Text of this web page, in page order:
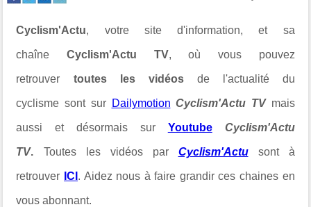
Cyclism'Actu, votre site d'information, et sa
chaîneCyclism'Actu TV, où vous pouvez
retrouver toutes les vidéos de l'actualité du
cyclisme sont sur Dailymotion Cyclism'Actu TV mais
aussi et désormais sur Youtube Cyclism'Actu
TV. Toutes les vidéos par Cyclism'Actu sont à
retrouver ICI . Aidez nous à faire grandir ces chaines en
vous abonnant.